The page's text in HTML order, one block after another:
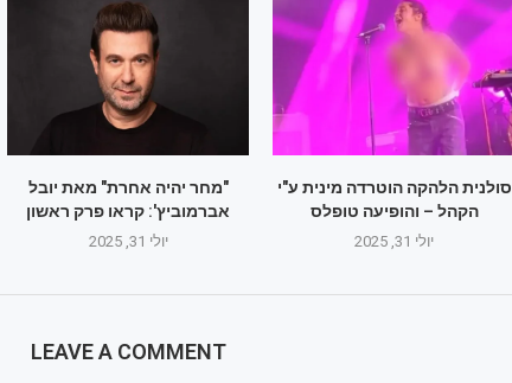
"מחר יהיה אחרת" מאת יובל
אברמוביץ': קראו פרק ראשון
יולי 31, 2025
סולנית הלהקה הוטרדה מינית ע"י
הקהל – והופיעה טופלס
יולי 31, 2025
LEAVE A COMMENT